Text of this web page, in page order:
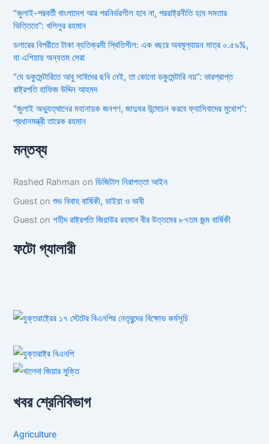
“জুলাই-পরবর্তী বাংলাদেশ আর পরনির্ভরশীল হবে না, পররাষ্ট্রনীতি হবে সমতার
ভিত্তিতে”: খলিলুর রহমান
ডলারের বিপরীতে টাকা ব্যতিক্রমী স্থিতিশীল: এক বছরে অবমূল্যায়ন মাত্র ০.৫৯%,
যা এশিয়ায় অন্যতম সেরা
“যে ডকুমেন্টারিতে আবু সাঈদের ছবি নেই, তা কোনো ডকুমেন্টারি নয়”: ভারপ্রাপ্ত
রাষ্ট্রপতি হাফিজ উদ্দিন আহমদ
“জুলাই অভ্যুত্থানের মহানায়ক জনগণ, জাদুঘর উন্মোচন করবে ফ্যাসিবাদের মুখোশ”:
প্রধানমন্ত্রী তারেক রহমান
মন্তব্য
Rashed Rahman onডিজিটাল নিরাপত্তা আইন
Guest onশুভ বিবাহ বার্ষিকী, ভাইয়া ও ভাবী
Guest onশহীদ রাষ্ট্রপতি জিয়াউর রহমান বীর উত্তমের ৮৭তম জন্ম বার্ষিকী
ফটো গ্যালারী
খবর শ্রেনিবিভাগ
Agriculture